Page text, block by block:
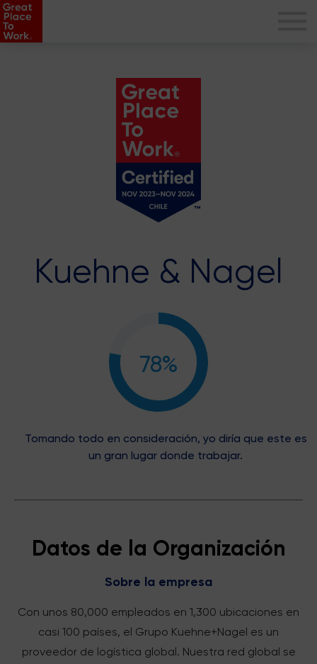
Kuehne & Nagel
78%
Tomando todo en consideración, yo diría que este es
un gran lugar donde trabajar.
Datos de la Organización
Sobre la empresa
Con unos 80,000 empleados en 1,300 ubicaciones en
casi 100 países, el Grupo Kuehne+Nagel es un
proveedor de logística global. Nuestra red global se